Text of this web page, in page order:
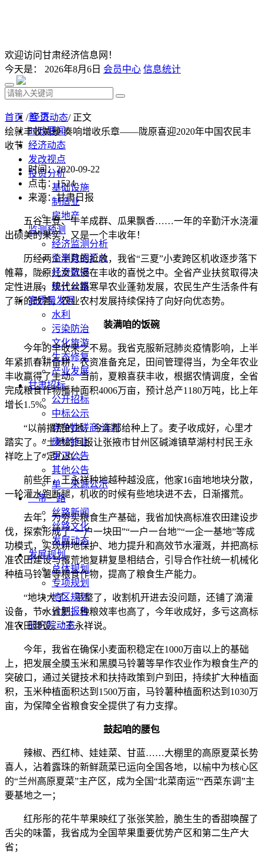
欢迎访问甘肃经济信息网！
今天是： 2026年8月6日 会员中心 信息统计
首 页
时政要闻
经济动态
发改视点
投资分析
基础设施
制造业
房地产
监测预测
经济监测分析
监测数据汇总
经济数据
统计公报
高质量发展
水利
污染防治
文化旅游
生态修复
产业发展
甘肃招标
公开招标
中标公示
竞争性磋商/谈判
废标终止
更正公告
其他公告
单一来源公示
一带一路
丝路新闻
丝路文化
发展动态
发展规划
总体规划
专项规划
地区规划
计划报告
研究院动态
首页 /经济动态/ 正文
绘就丰收美景 奏响增收乐章——陇原喜迎2020年中国农民丰
收节
时间：2020-09-22
点击：1524
来源：甘肃日报
五谷丰登、牛羊成群、瓜果飘香……一年的辛勤汗水浇灌
出硕美的果实，又是一个丰收年！
历经两个半月的抢收，我省“三夏”小麦跨区机收逐步落下
帷幕，陇原儿女沉浸在丰收的喜悦之中。全省产业扶贫取得决
定性进展，现代丝路寒旱农业蓬勃发展，农民生产生活条件有
了新的改善，农业农村发展持续保持了向好向优态势。
装满咱的饭碗
今年的丰收来之不易。我省克服新冠肺炎疫情影响，上半
年紧抓春耕备耕，农资准备充足，田间管理得当，为全年农业
丰收赢得了主动。当前，夏粮喜获丰收，根据农情调度，全省
完成粮食作物播种面积4006万亩，预计总产1180万吨，比上年
增长1.5%。
“以前撂荒的地，今年都给种上了。麦子收成好，心里才
踏实了。”土地的回报让张掖市甘州区碱滩镇草湖村村民王永
祥吃上了“定心丸”。
前些年，王永祥种地越种越没底，他家16亩地地块分散，
一轮灌水跑断腿，机收的时候有些地块进不去，日渐撂荒。
去年，为夯实粮食生产基础，我省加快高标准农田建设步
伐，探索形成了“一户一块田”“一户一台地”“一企一基地”等成
功模式，实现耕地保护、地力提升和高效节水灌溉，并把高标
准农田建设与撂荒地复耕复垦相结合，引导合作社统一机械化
种植马铃薯等粮食作物，提高了粮食生产能力。
“地块大了、平整了，收割机开进去没问题，还铺了滴灌
设备，节水省肥，种粮效率也高了，今年收成好，多亏这高标
准农田建设。”王永祥说。
今年，我省在确保小麦面积稳定在1000万亩以上的基础
上，把发展全膜玉米和黑膜马铃薯等旱作农业作为粮食生产的
突破口，通过关键技术和扶持政策到户到田，持续扩大种植面
积，玉米种植面积达到1500万亩，马铃薯种植面积达到1030万
亩，为保障全省粮食安全提供了有力支撑。
鼓起咱的腰包
辣椒、西红柿、娃娃菜、甘蓝……大棚里的高原夏菜长势
喜人，沾着露珠的新鲜蔬菜已运向全国各地，以榆中为核心区
的“兰州高原夏菜”主产区，成为全国“北菜南运”“西菜东调”主
要基地之一；
红彤彤的花牛苹果映红了张张笑脸，脆生生的香甜唤醒了
舌尖的味蕾，我省成为全国苹果重要优势产区和第二生产大
省；